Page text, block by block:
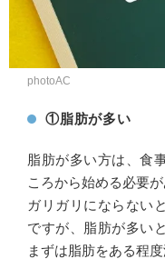
photoAC
①脂肪が多い
脂肪が多い方は、食
ころから始める必要が
ガリガリにならない
ですが、脂肪が多い
まずは脂肪をある程度